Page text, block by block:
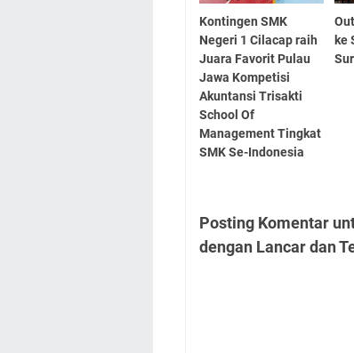
Kontingen SMK
Negeri 1 Cilacap raih
Juara Favorit Pulau
Jawa Kompetisi
Akuntansi Trisakti
School Of
Management Tingkat
SMK Se-Indonesia
ke
Posting Komentar
dengan Lancar dan